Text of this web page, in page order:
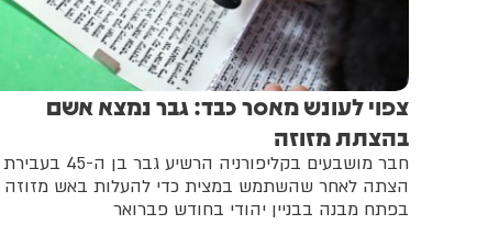
צפוי לעונש מאסר כבד: גבר נמצא אשם
בהצתת מזוזה
חבר מושבעים בקליפורניה הרשיע גבר בן ה-45 בעבירת
הצתה לאחר שהשתמש במצית כדי להעלות באש מזוזה
בפתח מבנה בבניין יהודי בחודש פברואר